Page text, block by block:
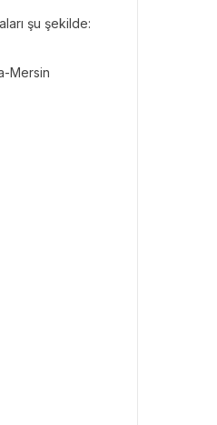
şu şekilde:
Mersin